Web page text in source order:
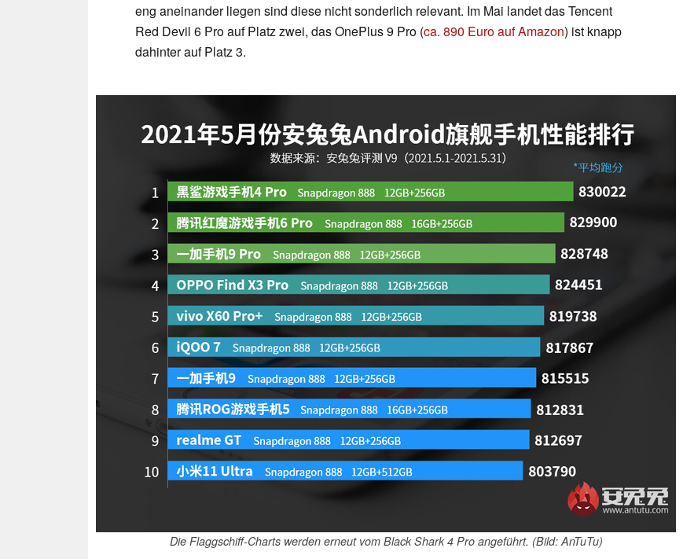
eng aneinander liegen sind diese nicht sonderlich relevant. Im Mai landet das Tencent
Red Devil 6 Pro auf Platz zwei, das OnePlus 9 Pro (ca. 890 Euro auf Amazon) ist knapp
dahinter auf Platz 3.
Die Flaggschiff-Charts werden erneut vom Black Shark 4 Pro angeführt. (Bild: AnTuTu)